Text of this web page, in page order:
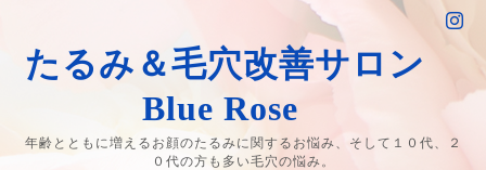
たるみ＆毛穴改善サロン
Blue Rose
年齢とともに増えるお顔のたるみに関するお悩み、そして１０代、２
０代の方も多い毛穴の悩み。